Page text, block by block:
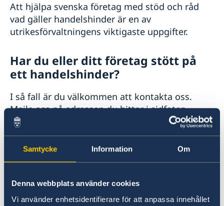
Samtycke Information Om
Denna webbplats använder cookies
Vi använder enhetsidentifierare för att anpassa innehållet
Att hjälpa svenska företag med stöd och råd
vad gäller handelshinder är en av
utrikesförvaltningens viktigaste uppgifter.
Har du eller ditt företag stött på
ett handelshinder?
I så fall är du välkommen att kontakta oss.
Maila oss på adressen du hittar i sidfoten.
Ange:
datum
vilket problemet är